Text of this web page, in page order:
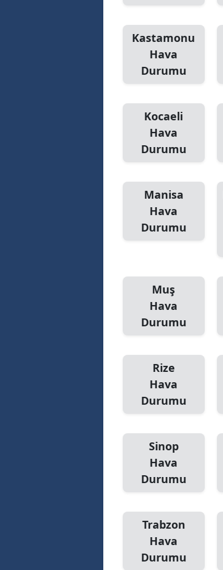
Kastamonu
Hava
Durumu
Kocaeli
Hava
Durumu
Manisa
Hava
Durumu
Muş
Hava
Durumu
Rize
Hava
Durumu
Sinop
Hava
Durumu
Trabzon
Hava
Durumu